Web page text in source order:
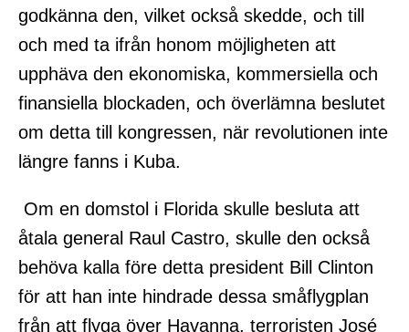
godkänna den, vilket också skedde, och till
och med ta ifrån honom möjligheten att
upphäva den ekonomiska, kommersiella och
finansiella blockaden, och överlämna beslutet
om detta till kongressen, när revolutionen inte
längre fanns i Kuba.
Om en domstol i Florida skulle besluta att
åtala general Raul Castro, skulle den också
behöva kalla före detta president Bill Clinton
för att han inte hindrade dessa småflygplan
från att flyga över Havanna, terroristen José